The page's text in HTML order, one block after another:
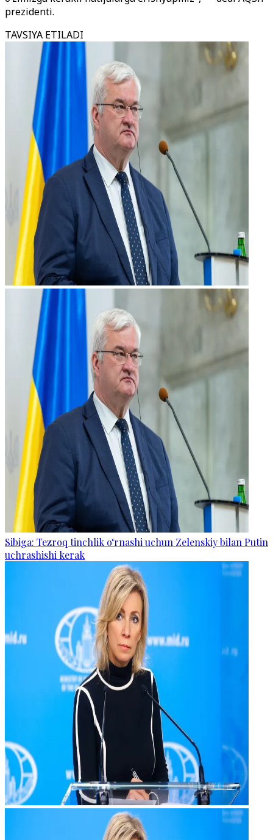
prezidenti.
TAVSIYA ETILADI
Sibiga: Tezroq tinchlik o‘rnashi uchun Zelenskiy bilan Putin
uchrashishi kerak